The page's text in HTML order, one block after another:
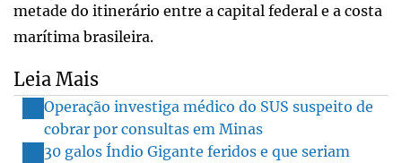
metade do itinerário entre a capital federal e a costa
marítima brasileira.
Leia Mais
Operação investiga médico do SUS suspeito de
cobrar por consultas em Minas
30 galos Índio Gigante feridos e que seriam